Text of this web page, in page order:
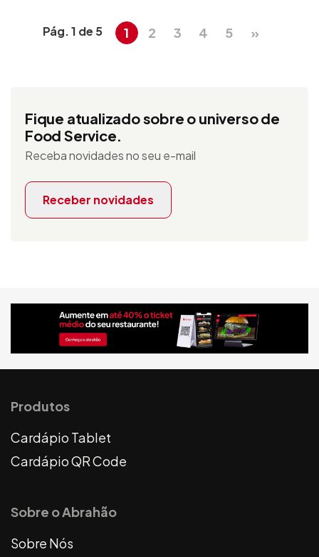
Pág. 1 de 5 1 2 3 4 5 »
Fique atualizado sobre o universo de
Food Service.
Receba novidades no seu e-mail
Receber novidades
Produtos
Cardápio Tablet
Cardápio QR Code
Sobre o Abrahão
Sobre Nós